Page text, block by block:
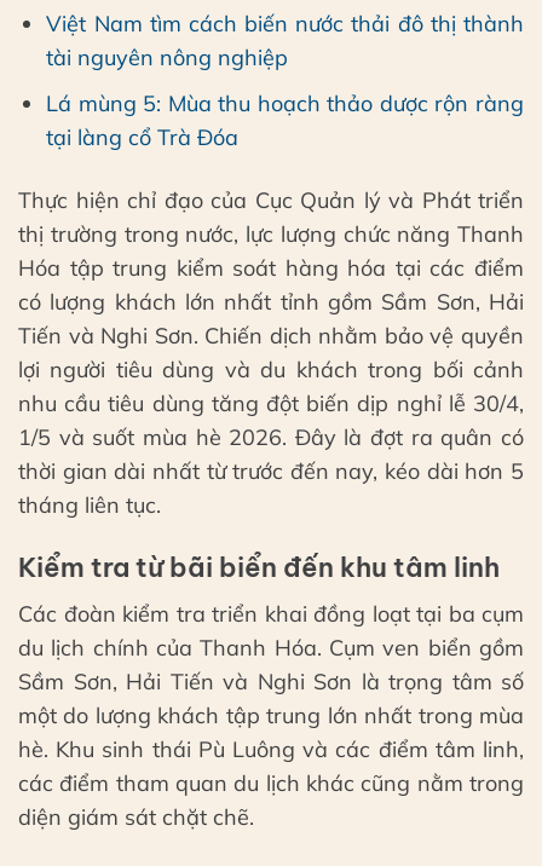
Việt Nam tìm cách biến nước thải đô thị thành
tài nguyên nông nghiệp
Lá mùng 5: Mùa thu hoạch thảo dược rộn ràng
tại làng cổ Trà Đóa
Thực hiện chỉ đạo của Cục Quản lý và Phát triển
thị trường trong nước, lực lượng chức năng Thanh
Hóa tập trung kiểm soát hàng hóa tại các điểm
có lượng khách lớn nhất tỉnh gồm Sầm Sơn, Hải
Tiến và Nghi Sơn. Chiến dịch nhằm bảo vệ quyền
lợi người tiêu dùng và du khách trong bối cảnh
nhu cầu tiêu dùng tăng đột biến dịp nghỉ lễ 30/4,
1/5 và suốt mùa hè 2026. Đây là đợt ra quân có
thời gian dài nhất từ trước đến nay, kéo dài hơn 5
tháng liên tục.
Kiểm tra từ bãi biển đến khu tâm linh
Các đoàn kiểm tra triển khai đồng loạt tại ba cụm
du lịch chính của Thanh Hóa. Cụm ven biển gồm
Sầm Sơn, Hải Tiến và Nghi Sơn là trọng tâm số
một do lượng khách tập trung lớn nhất trong mùa
hè. Khu sinh thái Pù Luông và các điểm tâm linh,
các điểm tham quan du lịch khác cũng nằm trong
diện giám sát chặt chẽ.